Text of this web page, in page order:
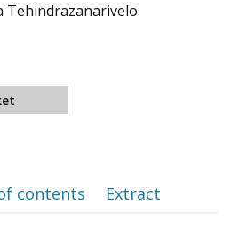
Tehindrazanarivelo
contents Extract